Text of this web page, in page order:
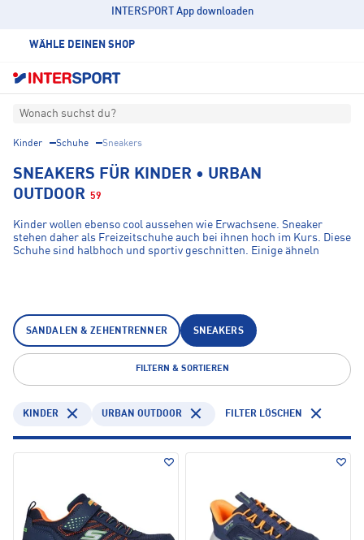
INTERSPORT App downloaden
WÄHLE DEINEN SHOP
Wonach suchst du?
Kinder Schuhe Sneakers
SNEAKERS FÜR KINDER • URBAN
OUTDOOR 59
Kinder wollen ebenso cool aussehen wie Erwachsene. Sneaker
stehen daher als Freizeitschuhe auch bei ihnen hoch im Kurs. Diese
Schuhe sind halbhoch und sportiv geschnitten. Einige ähneln
SANDALEN & ZEHENTRENNER SNEAKERS
FILTERN & SORTIEREN
KINDER URBAN OUTDOOR FILTER LÖSCHEN